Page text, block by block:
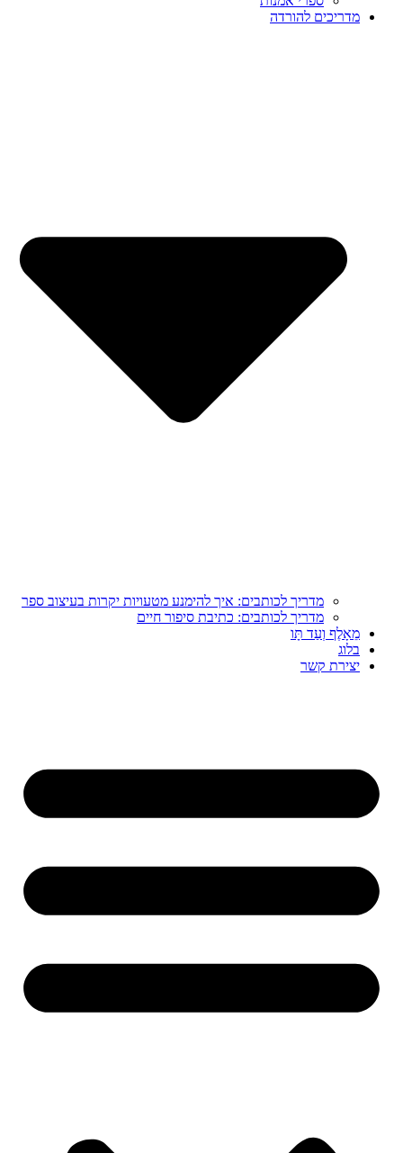
מדריכים להורדה
מדריך לכותבים: איך להימנע מטעויות יקרות בעיצוב ספר
מדריך לכותבים: כתיבת סיפור חיים
מֵאָלֶף וְעַד תָּו
בלוג
יצירת קשר